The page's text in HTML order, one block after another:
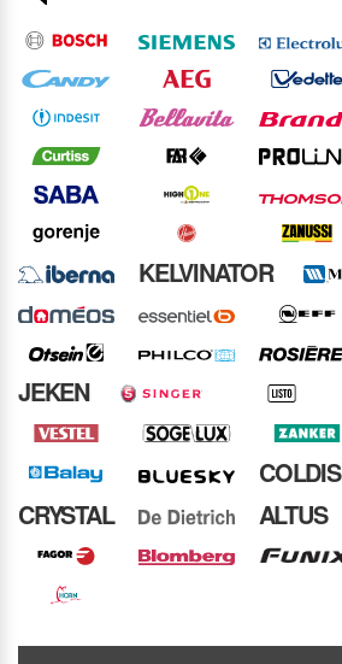
KELVINATOR
JEKEN
COLDIS
CRYSTAL
ALTUS